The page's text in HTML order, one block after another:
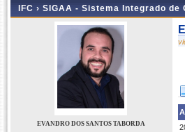
IFC › SIGAA - Sistema Integrado
EVANDRO DOS SANTOS TABORDA